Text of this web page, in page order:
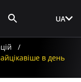
UA
в день